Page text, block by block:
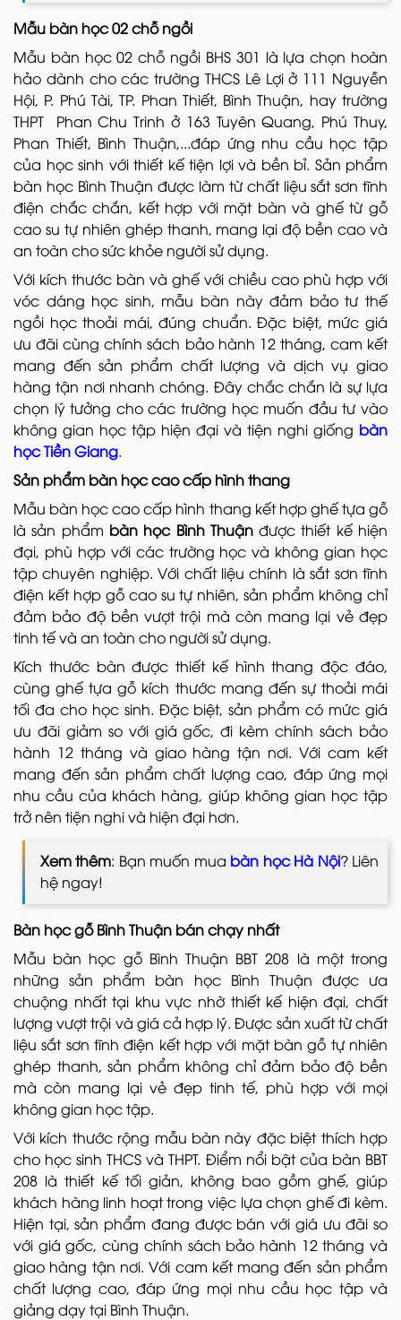
Mẫu bàn học 02 chỗ ngồi
Mẫu bàn học 02 chỗ ngồi BHS 301 là lựa chọn hoàn
hảo dành cho các trường THCS Lê Lợi ở 111 Nguyễn
Hội, P. Phú Tài, TP. Phan Thiết, Bình Thuận, hay trường
THPT Phan Chu Trinh ở 163 Tuyên Quang, Phú Thuy,
Phan Thiết, Bình Thuận,...đáp ứng nhu cầu học tập
của học sinh với thiết kế tiện lợi và bền bỉ. Sản phẩm
bàn học Bình Thuận được làm từ chất liệu sắt sơn tĩnh
điện chắc chắn, kết hợp với mặt bàn và ghế từ gỗ
cao su tự nhiên ghép thanh, mang lại độ bền cao và
an toàn cho sức khỏe người sử dụng.
Với kích thước bàn và ghế với chiều cao phù hợp với
vóc dáng học sinh, mẫu bàn này đảm bảo tư thế
ngồi học thoải mái, đúng chuẩn. Đặc biệt, mức giá
ưu đãi cùng chính sách bảo hành 12 tháng, cam kết
mang đến sản phẩm chất lượng và dịch vụ giao
hàng tận nơi nhanh chóng. Đây chắc chắn là sự lựa
chọn lý tưởng cho các trường học muốn đầu tư vào
không gian học tập hiện đại và tiện nghi giống bàn
học Tiền Giang.
Sản phẩm bàn học cao cấp hình thang
Mẫu bàn học cao cấp hình thang kết hợp ghế tựa gỗ
là sản phẩm bàn học Bình Thuậnđược thiết kế hiện
đại, phù hợp với các trường học và không gian học
tập chuyên nghiệp. Với chất liệu chính là sắt sơn tĩnh
điện kết hợp gỗ cao su tự nhiên, sản phẩm không chỉ
đảm bảo độ bền vượt trội mà còn mang lại vẻ đẹp
tinh tế và an toàn cho người sử dụng.
Kích thước bàn được thiết kế hình thang độc đáo,
cùng ghế tựa gỗ kích thước mang đến sự thoải mái
tối đa cho học sinh. Đặc biệt, sản phẩm có mức giá
ưu đãi giảm so với giá gốc, đi kèm chính sách bảo
hành 12 tháng và giao hàng tận nơi. Với cam kết
mang đến sản phẩm chất lượng cao, đáp ứng mọi
nhu cầu của khách hàng, giúp không gian học tập
trở nên tiện nghi và hiện đại hơn.
Xem thêm: Bạn muốn mua bàn học Hà Nội? Liên
hệ ngay!
Bàn học gỗ Bình Thuận bán chạy nhất
Mẫu bàn học gỗ Bình Thuận BBT 208 là một trong
những sản phẩm bàn học Bình Thuận được ưa
chuộng nhất tại khu vực nhờ thiết kế hiện đại, chất
lượng vượt trội và giá cả hợp lý. Được sản xuất từ chất
liệu sắt sơn tĩnh điện kết hợp với mặt bàn gỗ tự nhiên
ghép thanh, sản phẩm không chỉ đảm bảo độ bền
mà còn mang lại vẻ đẹp tinh tế, phù hợp với mọi
không gian học tập.
Với kích thước rộng mẫu bàn này đặc biệt thích hợp
cho học sinh THCS và THPT. Điểm nổi bật của bàn BBT
208 là thiết kế tối giản, không bao gồm ghế, giúp
khách hàng linh hoạt trong việc lựa chọn ghế đi kèm.
Hiện tại, sản phẩm đang được bán với giá ưu đãi so
với giá gốc, cùng chính sách bảo hành 12 tháng và
giao hàng tận nơi. Với cam kết mang đến sản phẩm
chất lượng cao, đáp ứng mọi nhu cầu học tập và
giảng dạy tại Bình Thuận.